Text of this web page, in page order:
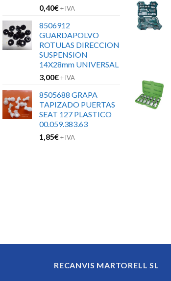
0,40€+ IVA
8506912
GUARDAPOLVO
ROTULAS DIRECCION
SUSPENSION
14X28mm UNIVERSAL
3,00€+ IVA
8505688 GRAPA
TAPIZADO PUERTAS
SEAT 127 PLASTICO
00.059.383.63
1,85€+ IVA
RECANVIS MARTORELL SL